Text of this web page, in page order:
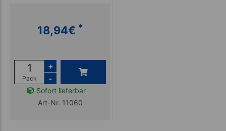
18,94€ *
Pack
+
-
Sofort lieferbar
Art-Nr. 11060